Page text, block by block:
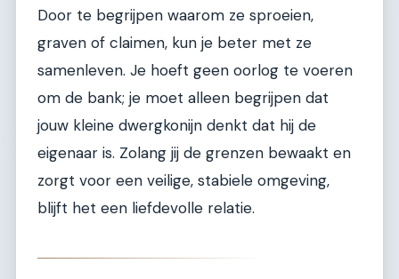
Door te begrijpen waarom ze sproeien,
graven of claimen, kun je beter met ze
samenleven. Je hoeft geen oorlog te voeren
om de bank; je moet alleen begrijpen dat
jouw kleine dwergkonijn denkt dat hij de
eigenaar is. Zolang jij de grenzen bewaakt en
zorgt voor een veilige, stabiele omgeving,
blijft het een liefdevolle relatie.